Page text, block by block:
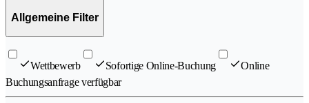
Allgemeine Filter
Wettbewerb Sofortige Online-Buchung
Online
Buchungsanfrage verfügbar